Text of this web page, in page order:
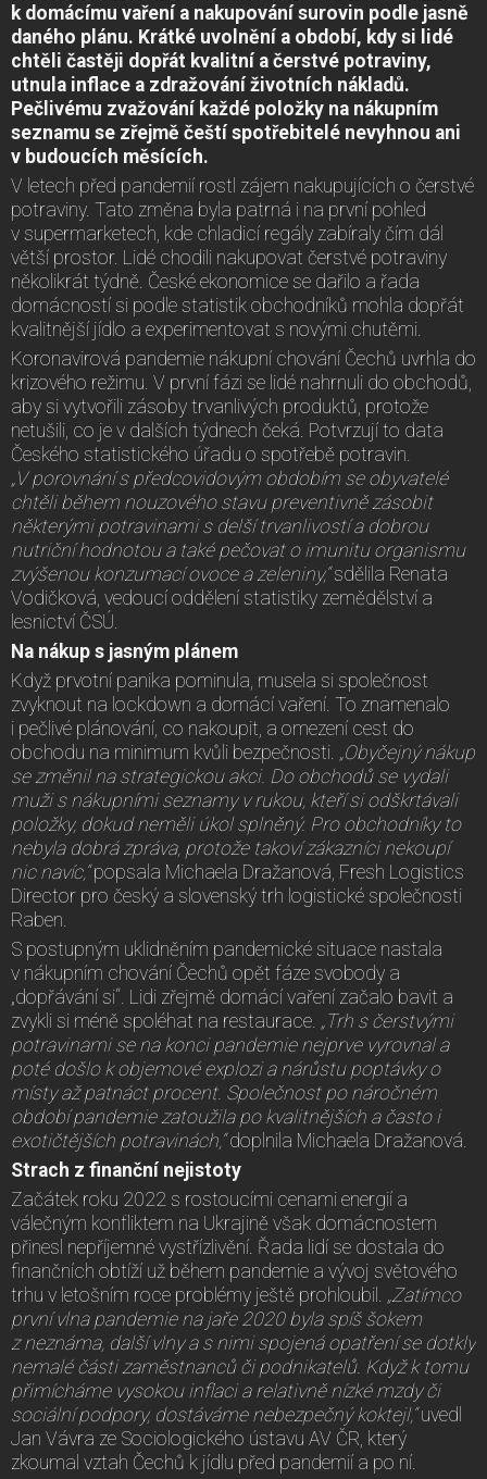
k domácímu vaření a nakupování surovin podle jasně
daného plánu. Krátké uvolnění a období, kdy si lidé
chtěli častěji dopřát kvalitní a čerstvé potraviny,
utnula inflace a zdražování životních nákladů.
Pečlivému zvažování každé položky na nákupním
seznamu se zřejmě čeští spotřebitelé nevyhnou ani
v budoucích měsících.
V letech před pandemií rostl zájem nakupujících o čerstvé
potraviny. Tato změna byla patrná i na první pohled
v supermarketech, kde chladicí regály zabíraly čím dál
větší prostor. Lidé chodili nakupovat čerstvé potraviny
několikrát týdně. České ekonomice se dařilo a řada
domácností si podle statistik obchodníků mohla dopřát
kvalitnější jídlo a experimentovat s novými chutěmi.
Koronavirová pandemie nákupní chování Čechů uvrhla do
krizového režimu. V první fázi se lidé nahrnuli do obchodů,
aby si vytvořili zásoby trvanlivých produktů, protože
netušili, co je v dalších týdnech čeká. Potvrzují to data
Českého statistického úřadu o spotřebě potravin.
„V porovnání s předcovidovým obdobím se obyvatelé
chtěli během nouzového stavu preventivně zásobit
některými potravinami s delší trvanlivostí a dobrou
nutriční hodnotou a také pečovat o imunitu organismu
zvýšenou konzumací ovoce a zeleniny,“sdělila Renata
Vodičková, vedoucí oddělení statistiky zemědělství a
lesnictví ČSÚ.
Na nákup s jasným plánem
Když prvotní panika pominula, musela si společnost
zvyknout na lockdown a domácí vaření. To znamenalo
i pečlivé plánování, co nakoupit, a omezení cest do
obchodu na minimum kvůli bezpečnosti. „Obyčejný nákup
se změnil na strategickou akci. Do obchodů se vydali
muži s nákupními seznamy v rukou, kteří si odškrtávali
položky, dokud neměli úkol splněný. Pro obchodníky to
nebyla dobrá zpráva, protože takoví zákazníci nekoupí
nic navíc,“popsala Michaela Dražanová, Fresh Logistics
Director pro český a slovenský trh logistické společnosti
Raben.
S postupným uklidněním pandemické situace nastala
v nákupním chování Čechů opět fáze svobody a
„dopřávání si“. Lidi zřejmě domácí vaření začalo bavit a
zvykli si méně spoléhat na restaurace . „Trh s čerstvými
potravinami se na konci pandemie nejprve vyrovnal a
poté došlo k objemové explozi a nárůstu poptávky o
místy až patnáct procent. Společnost po náročném
období pandemie zatoužila po kvalitnějších a často i
exotičtějších potravinách,“doplnila Michaela Dražanová.
Strach z finanční nejistoty
Začátek roku 2022 s rostoucími cenami energií a
válečným konfliktem na Ukrajině však domácnostem
přinesl nepříjemné vystřízlivění. Řada lidí se dostala do
finančních obtíží už během pandemie a vývoj světového
trhu v letošním roce problémy ještě prohloubil. „Zatímco
první vlna pandemie na jaře 2020 byla spíš šokem
z neznáma, další vlny a s nimi spojená opatření se dotkly
nemalé části zaměstnanců či podnikatelů. Když k tomu
přimícháme vysokou inflaci a relativně nízké mzdy či
sociální podpory, dostáváme nebezpečný koktejl,“uvedl
Jan Vávra ze Sociologického ústavu AV ČR, který
zkoumal vztah Čechů k jídlu před pandemií a po ní.